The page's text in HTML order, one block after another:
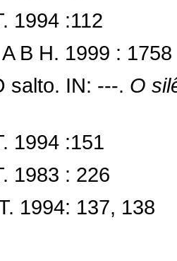
1994 :112
B H. 1999 : 1758
salto. IN: ---. O
1994 :151
1983 : 226
1994: 137, 138